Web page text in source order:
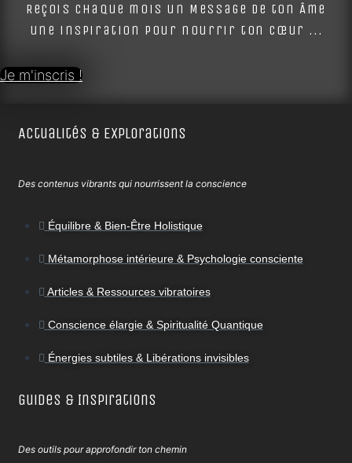
Reçois chaque mois un Message de ton Âme
une inspiration pour nourrir ton cœur ...
Je m'inscris !
Actualités & Explorations
Des contenus vibrants qui nourrissent la conscience
Équilibre & Bien-Être Holistique
Métamorphose intérieure & Psychologie consciente
Articles & Ressources vibratoires
Conscience élargie & Spiritualité Quantique
Énergies subtiles & Libérations invisibles
Guides & Inspirations
Des outils pour approfondir ton chemin